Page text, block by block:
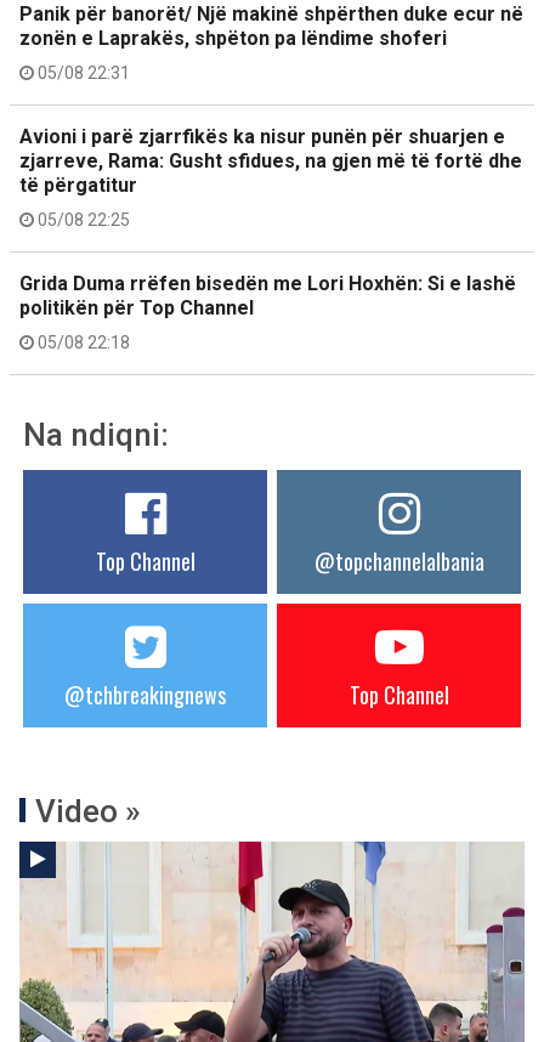
Panik për banorët/ Një makinë shpërthen duke ecur në
zonën e Laprakës, shpëton pa lëndime shoferi
05/08 22:31
Avioni i parë zjarrfikës ka nisur punën për shuarjen e
zjarreve, Rama: Gusht sfidues, na gjen më të fortë dhe
të përgatitur
05/08 22:25
Grida Duma rrëfen bisedën me Lori Hoxhën: Si e lashë
politikën për Top Channel
05/08 22:18
Na ndiqni:
Top Channel @topchannelalbania
@tchbreakingnews Top Channel
Video »